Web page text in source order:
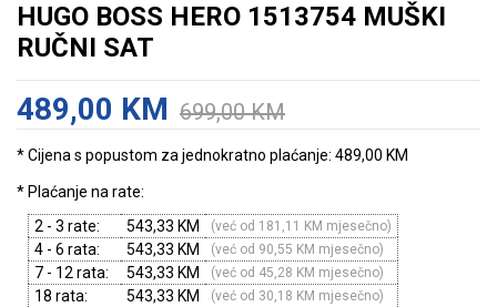
HUGO BOSS HERO 1513754 MUŠKI
RUČNI SAT
489,00 KM 699,00 KM
* Cijena s popustom za jednokratno plaćanje: 489,00 KM
* Plaćanje na rate:
2 - 3 rate:
543,33 KM (već od 181,11 KM mjesečno)
4 - 6 rata: 543,33 KM (već od 90,55 KM mjesečno)
7 - 12 rata: 543,33 KM (već od 45,28 KM mjesečno)
18 rata: 543,33 KM (već od 30,18 KM mjesečno)